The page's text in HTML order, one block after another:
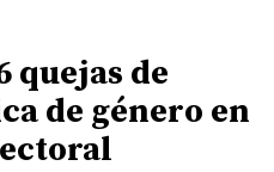
quejas de
de género en